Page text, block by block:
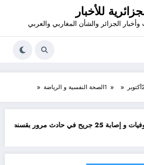
للأخبار
الجزائر والشأن المغاربي والعربي
أكتوبر 1الصحة النفسية و الرياضة